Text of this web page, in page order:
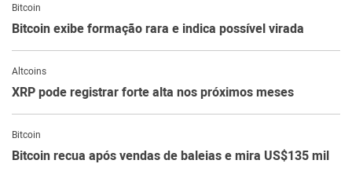
Bitcoin
Bitcoin exibe formação rara e indica possível virada
Altcoins
XRP pode registrar forte alta nos próximos meses
Bitcoin
Bitcoin recua após vendas de baleias e mira US$135 mil